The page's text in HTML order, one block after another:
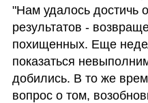
"Нам удалось достичь
результатов -
похищенных. Еще
показаться
добились. В то же
вопрос о том,